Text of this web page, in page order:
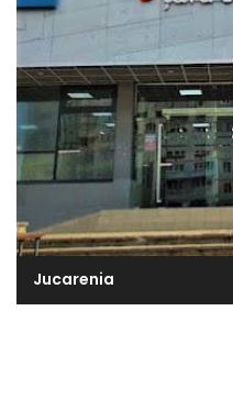
Jucarenia